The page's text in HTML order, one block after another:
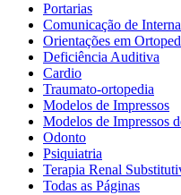
Portarias
Comunicação de
Orientações em
Deficiência Auditiva
Cardio
Traumato-ortopedia
Modelos de Impressos
Modelos de Impressos
Odonto
Psiquiatria
Terapia Renal
Todas as Páginas